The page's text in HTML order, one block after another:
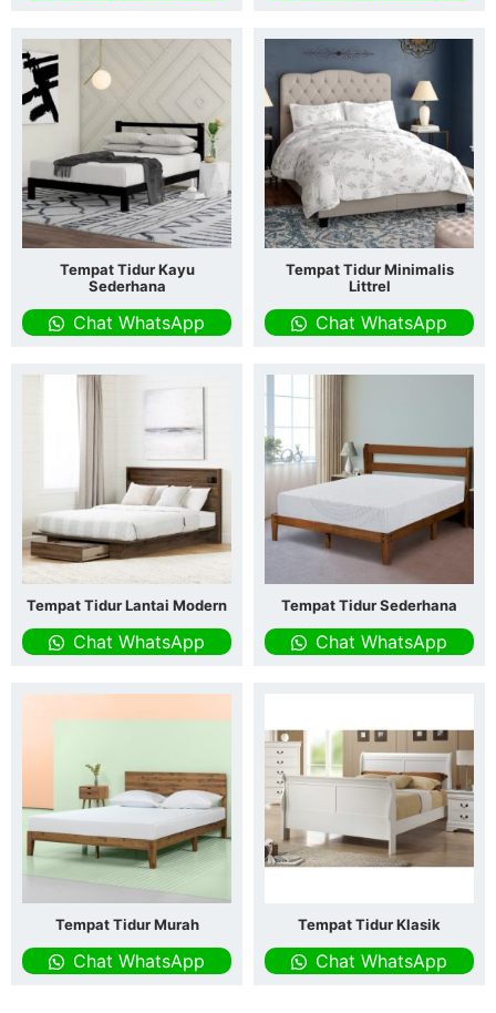
Tempat Tidur Kayu
Sederhana
Chat WhatsApp
Tempat Tidur Minimalis
Littrel
Chat WhatsApp
Tempat Tidur Lantai Modern
Chat WhatsApp
Tempat Tidur Sederhana
Chat WhatsApp
Tempat Tidur Murah
Chat WhatsApp
Tempat Tidur Klasik
Chat WhatsApp